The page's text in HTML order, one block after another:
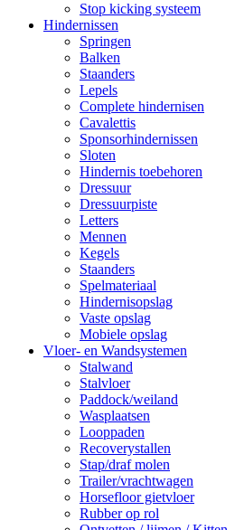
Stop kicking systeem
Hindernissen
Springen
Balken
Staanders
Lepels
Complete hindernisen
Cavalettis
Sponsorhindernissen
Sloten
Hindernis toebehoren
Dressuur
Dressuurpiste
Letters
Mennen
Kegels
Staanders
Spelmateriaal
Hindernisopslag
Vaste opslag
Mobiele opslag
Vloer- en Wandsystemen
Stalwand
Stalvloer
Paddock/weiland
Wasplaatsen
Looppaden
Recoverystallen
Stap/draf molen
Trailer/vrachtwagen
Horsefloor gietvloer
Rubber op rol